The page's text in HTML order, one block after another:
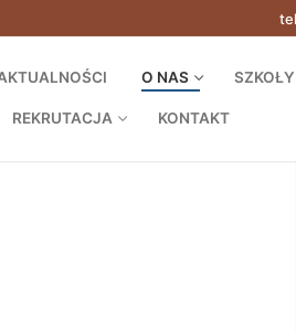
O NAS SZKOŁY
REKRUTACJA KONTAKT